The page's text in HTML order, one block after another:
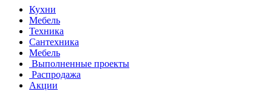
Кухни
Мебель
Техника
Сантехника
Мебель
Выполненные проекты
Распродажа
Акции